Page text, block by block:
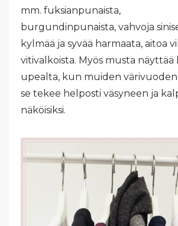
mm. fuksianpunaista,
burgundinpunaista, vahvoja
kylmää ja syvää harmaata, aitoa
vitivalkoista. Myös musta näyttää
upealta, kun muiden
se tekee helposti väsyneen ja
näköisiksi.